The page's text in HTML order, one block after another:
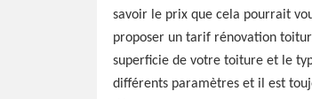
savoir le prix que cela pourrait
proposer un tarif rénovation
superficie de votre toiture et le
différents paramètres et il est